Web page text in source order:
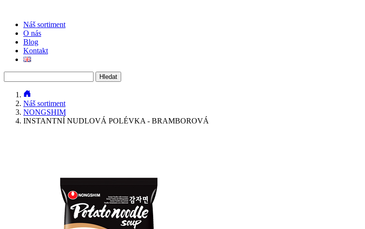
Náš sortiment
O nás
Blog
Kontakt
Náš sortiment
NONGSHIM
INSTANTNÍ NUDLOVÁ POLÉVKA - BRAMBOROVÁ